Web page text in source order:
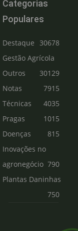
Categorias
Populares
Destaque
30678
Gestão Agrícola
30129
Outros
7915
Notas
Técnicas
4035
Pragas
1015
Doenças
815
Inovações no
agronegócio 790
Plantas Daninhas
750